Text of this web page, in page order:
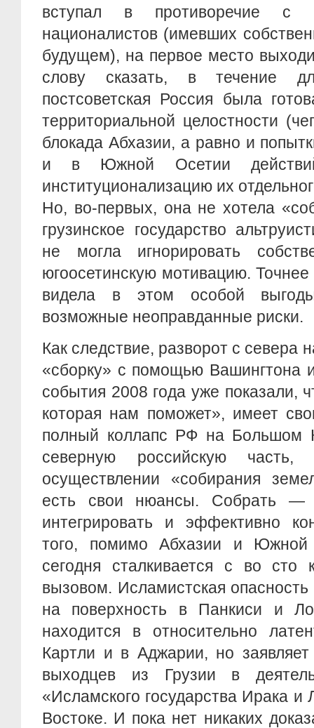
вступал в противоречие с
националистов (имевших
будущем), на первое место
слову сказать, в течение
постсоветская Россия была
территориальной целостности
блокада Абхазии, а равно и
и в Южной Осетии
институционализацию их
Но, во-первых, она не хотела
грузинское государство
не могла игнорировать
югоосетинскую мотивацию. Точнее
видела в этом особой
возможные неоправданные риски.
Как следствие, разворот с севера
«сборку» с помощью Вашингтона
события 2008 года уже показали,
которая нам поможет», имеет
полный коллапс РФ на Большом
северную российскую
осуществлении «собирания
есть свои нюансы. Собрать —
интегрировать и эффективно
того, помимо Абхазии и Южной
сегодня сталкивается с во сто
вызовом. Исламистская
на поверхность в Панкиси и
находится в относительно
Картли и в Аджарии, но
выходцев из Грузии в
«Исламского государства Ирака
Востоке. И пока нет никаких